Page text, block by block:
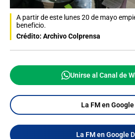
A partir de este lunes 20 de mayo
beneficio.
Crédito: Archivo Colprensa
Unirse al Canal de
La FM en
La FM en Google